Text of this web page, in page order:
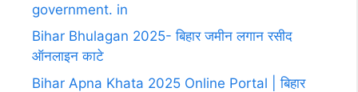
government. in
Bihar Bhulagan 2025- बिहार जमीन लगान रसीद
ऑनलाइन काटे
Bihar Apna Khata 2025 Online Portal | बिहार